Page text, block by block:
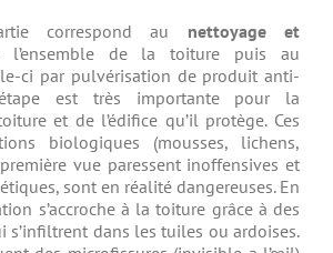
correspond au nettoyage et
l’ensemble de la toiture puis au
ci par pulvérisation de produit anti-
est très importante pour la
et de l’édifice qu’il protège. Ces
biologiques (mousses, lichens,
vue paressent inoffensives et
sont en réalité dangereuses. En
s’accroche à la toiture grâce à des
s’infiltrent dans les tuiles ou ardoises.